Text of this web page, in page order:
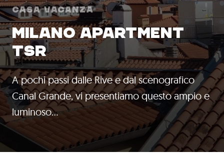
Casa Vacanza
MILANO APARTMENT
TSR
A pochi passi dalle Rive e dal scenografico
Canal Grande, vi presentiamo questo ampio e
luminoso…